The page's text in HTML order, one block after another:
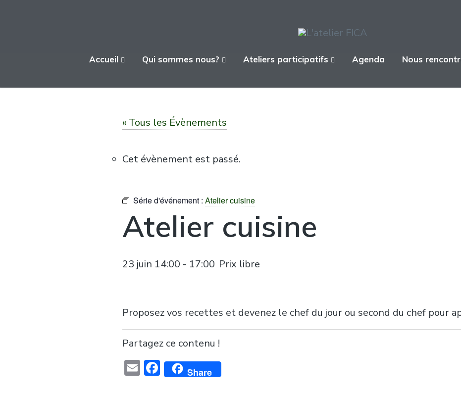
Accueil Qui sommes nous? Ateliers participatifs Agenda Nous
« Tous les Évènements
Cet évènement est passé.
Série d'événement : Atelier cuisine
Atelier cuisine
23 juin 14:00 - 17:00 Prix libre
Proposez vos recettes et devenez le chef du jour ou second du chef pour
Partagez ce contenu !
EmailFacebook
Share